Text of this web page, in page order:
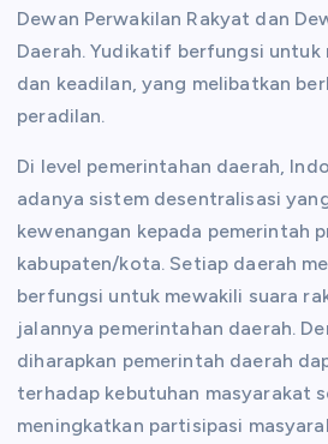
Dewan Perwakilan Rakyat dan
Daerah. Yudikatif berfungsi untuk
dan keadilan, yang melibatkan
peradilan.
Di level pemerintahan daerah,
adanya sistem desentralisasi
kewenangan kepada pemerintah
kabupaten/kota. Setiap daerah
berfungsi untuk mewakili suara
jalannya pemerintahan daerah.
diharapkan pemerintah daerah
terhadap kebutuhan masyarakat
meningkatkan partisipasi